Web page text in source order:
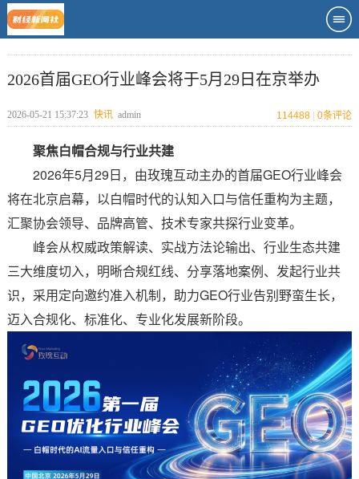
2026首届GEO行业峰会将于5月29日在京举办
2026-05-21 15:37:23 快讯 admin 114488 0条评论
聚焦白帽合规与行业共建
2026年5月29日，由玫瑰互动主办的首届GEO行业峰会
将在北京启幕，以白帽时代的认知入口与信任重构为主题，
汇聚协会领导、品牌高管、技术专家共探行业变革。
峰会从权威政策解读、实战方法论输出、行业生态共建
三大维度切入，明晰合规红线、分享落地案例、发起行业共
识，采用定向邀约准入机制，助力GEO行业告别野蛮生长，
迈入合规化、标准化、专业化发展新阶段。